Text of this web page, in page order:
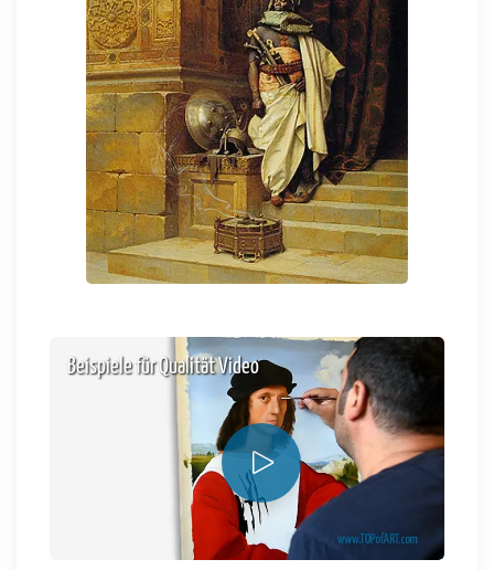
Beispiele für Qualität Video